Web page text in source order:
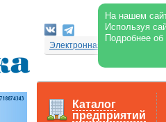
На нашем
Используя
Подробнее
Электронная версия
Каталог
предприятий